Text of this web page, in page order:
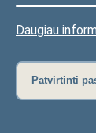
Daugiau
Patvirtinti